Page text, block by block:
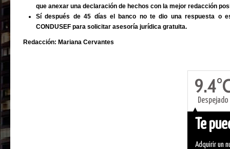
que anexar una declaración de hechos con la mejor redacción
Sí después de 45 días el banco no te dio una respuesta o
CONDUSEF para solicitar asesoría jurídica gratuita.
Redacción: Mariana Cervantes
Despejado
Te
Adquirir un